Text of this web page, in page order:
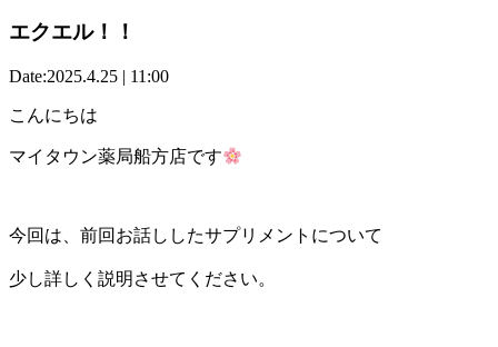
エクエル！！
Date:2025.4.25 | 11:00
こんにちは
マイタウン薬局船方店です
今回は、前回お話ししたサプリメントについて
少し詳しく説明させてください。